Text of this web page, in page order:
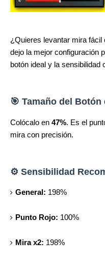
¿Quieres levantar mira fácil
dejo la mejor configuración
botón ideal y la sensibilidad
🎯 Tamaño del Botón
Colócalo en 47%. Es el
mira con precisión.
⚙️ Sensibilidad
General: 198%
Punto Rojo: 100%
Mira x2: 198%